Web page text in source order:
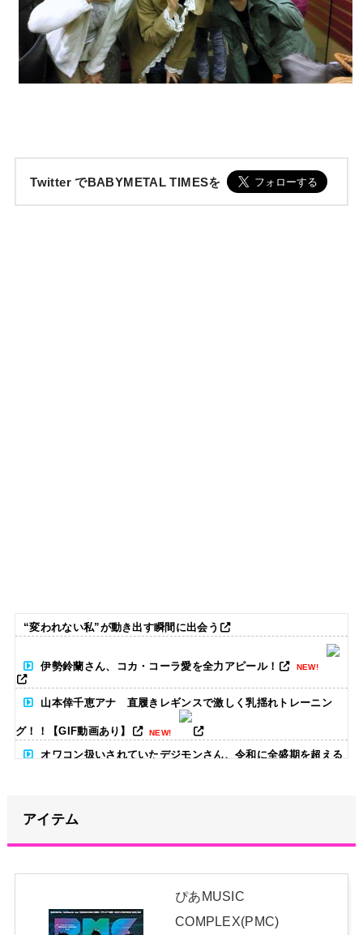
Twitter でBABYMETAL TIMESを
“変われない私”が動き出す瞬間に出会う
伊勢鈴蘭さん、コカ・コーラ愛を全力アピール！ NEW!
山本倖千恵アナ 直履きレギンスで激しく乳揺れトレーニン
グ！！【GIF動画あり】 NEW!
オワコン扱いされていたデジモンさん、令和に全盛期を超える
【元NMB48】安部若菜、卒業して早くもお酒解禁 NEW!
冨里奈央ちゃん、罰ゲームのセミをずっと気にしてたｗ【乃木
アイテム
ぴあMUSIC
COMPLEX(PMC)